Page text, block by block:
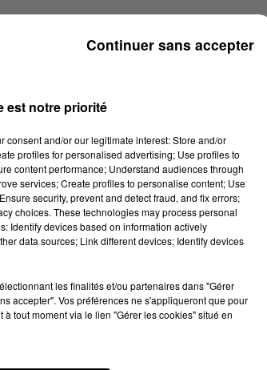
est notre priorité
and/or our legitimate interest: Store and/or
profiles for personalised advertising; Use profiles to
content performance; Understand audiences through
services; Create profiles to personalise content; Use
security, prevent and detect fraud, and fix errors;
choices. These technologies may process personal
Identify devices based on information actively
data sources; Link different devices; Identify devices
les finalités et/ou partenaires dans "Gérer
accepter". Vos préférences ne s'appliqueront que pour
tout moment via le lien "Gérer les cookies" situé en
Continuer sans accepter